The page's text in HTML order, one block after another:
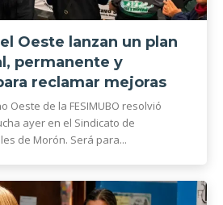
Oeste lanzan un plan
permanente y
reclamar mejoras
Oeste de la FESIMUBO resolvió
ayer en el Sindicato de
de Morón. Será para...